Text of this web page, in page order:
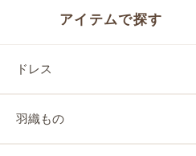
アイテ
ドレス
羽織もの